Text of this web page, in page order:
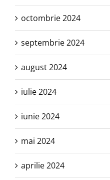
octombrie 2024
septembrie 2024
august 2024
iulie 2024
iunie 2024
mai 2024
aprilie 2024